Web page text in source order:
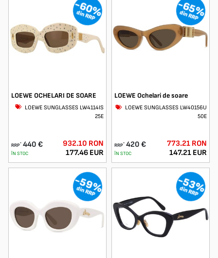
-60%
din RRP
LOEWE OCHELARI DE SOARE
LOEWE SUNGLASSES LW4114IS
25E
RRP* 440 €
ÎN STOC
932.10 RON
177.46 EUR
-65%
din RRP
LOEWE Ochelari de soare
LOEWE SUNGLASSES LW40156U
50E
RRP* 420 €
ÎN STOC
773.21 RON
147.21 EUR
-59%
din RRP -53%
din RRP